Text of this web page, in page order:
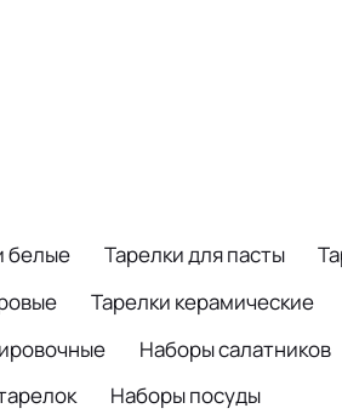
белые Тарелки для пасты
Тарелки керамические
Наборы салатников
Наборы посуды